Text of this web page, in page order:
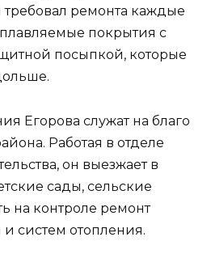
ремонта каждые
покрытия с
посыпкой, которые
Егорова служат на благо
Работая в отделе
он выезжает в
сады, сельские
на контроле ремонт
систем отопления.